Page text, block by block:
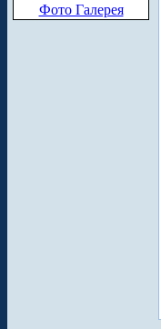
Фото Галерея